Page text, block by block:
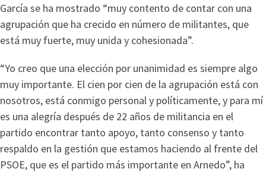
García se ha mostrado “muy contento de contar con una
agrupación que ha crecido en número de militantes, que
está muy fuerte, muy unida y cohesionada”.
“Yo creo que una elección por unanimidad es siempre algo
muy importante. El cien por cien de la agrupación está con
nosotros, está conmigo personal y políticamente, y para mí
es una alegría después de 22 años de militancia en el
partido encontrar tanto apoyo, tanto consenso y tanto
respaldo en la gestión que estamos haciendo al frente del
PSOE, que es el partido más importante en Arnedo”, ha